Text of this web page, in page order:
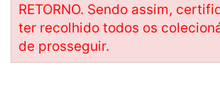
RETORNO. Sendo assim,
ter recolhido todos os
de prosseguir.